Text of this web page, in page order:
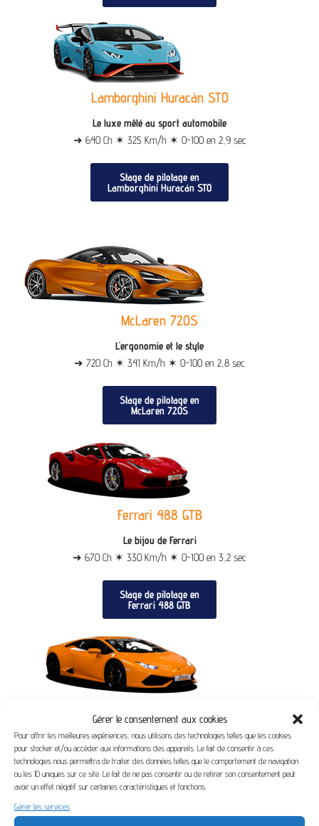
Gérer le consentement aux cookies
Pour offrir les meilleures expériences, nous utilisons des technologies telles que les cookies
pour stocker et/ou accéder aux informations des appareils. Le fait de consentir à ces
technologies nous permettra de traiter des données telles que le comportement de navigation
ou les ID uniques sur ce site. Le fait de ne pas consentir ou de retirer son consentement peut
avoir un effet négatif sur certaines caractéristiques et fonctions.
Gérer les services
Lamborghini Huracán STO
Le luxe mêlé au sport automobile
➜ 640 Ch ✶ 325 Km/h ✶ 0-100 en 2,9 sec
Stage de pilotage en
Lamborghini Huracán STO
McLaren 720S
L'ergonomie et le style
➜ 720 Ch ✶ 341 Km/h ✶ 0-100 en 2,8 sec
Stage de pilotage en
McLaren 720S
Ferrari 488 GTB
Le bijou de Ferrari
➜ 670 Ch ✶ 330 Km/h ✶ 0-100 en 3,2 sec
Stage de pilotage en
Ferrari 488 GTB
L'ouragan Italien
➜ 610 Ch ✶ 340 Km/h ✶ 0-100 en 3 sec
Stage de pilotage en